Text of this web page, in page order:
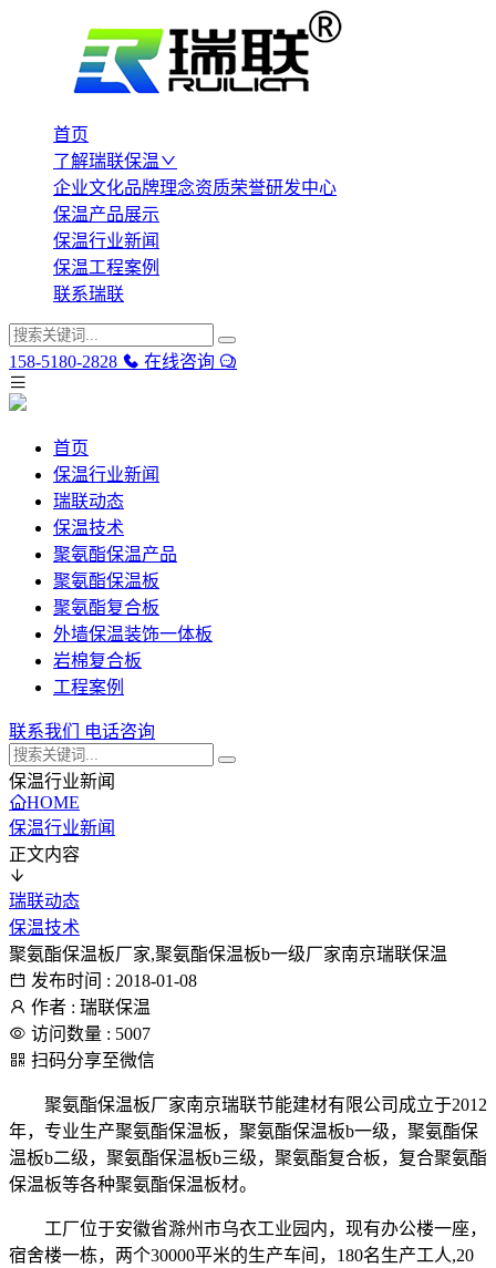
首页
了解瑞联保温
企业文化品牌理念资质荣誉研发中心
保温产品展示
保温行业新闻
保温工程案例
联系瑞联
158-5180-2828 在线咨询
首页
保温行业新闻
瑞联动态
保温技术
聚氨酯保温产品
聚氨酯保温板
聚氨酯复合板
外墙保温装饰一体板
岩棉复合板
工程案例
联系我们 电话咨询
保温行业新闻
HOME
保温行业新闻
正文内容
瑞联动态
保温技术
聚氨酯保温板厂家,聚氨酯保温板b一级厂家南京瑞联保温
发布时间 : 2018-01-08
作者 : 瑞联保温
访问数量 : 5007
扫码分享至微信
聚氨酯保温板厂家南京瑞联节能建材有限公司成立于2012
年，专业生产聚氨酯保温板，聚氨酯保温板b一级，聚氨酯保
温板b二级，聚氨酯保温板b三级，聚氨酯复合板，复合聚氨酯
保温板等各种聚氨酯保温板材。
工厂位于安徽省滁州市乌衣工业园内，现有办公楼一座，
宿舍楼一栋，两个30000平米的生产车间，180名生产工人,20